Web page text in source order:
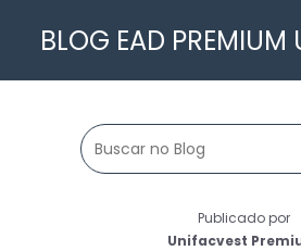
BLOG EAD PREMIUM
Publicado por
Unifacvest